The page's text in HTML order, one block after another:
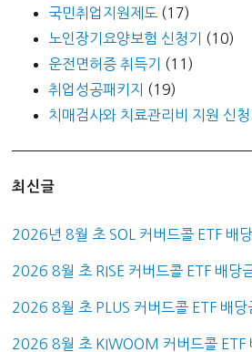
국민취업지원제도 (17)
노인장기요양보험 신청기
(10)
운전면허증 취득기
(11)
취업성공패키지
(19)
치매검사와 치료관리비 지원 신청
최신글
2026년 8월 초 SOL 커버드콜 ETF 배
2026 8월 초 RISE 커버드콜 ETF 배당
2026 8월 초 PLUS 커버드콜 ETF 배당
2026 8월 초 KIWOOM 커버드콜 ETF